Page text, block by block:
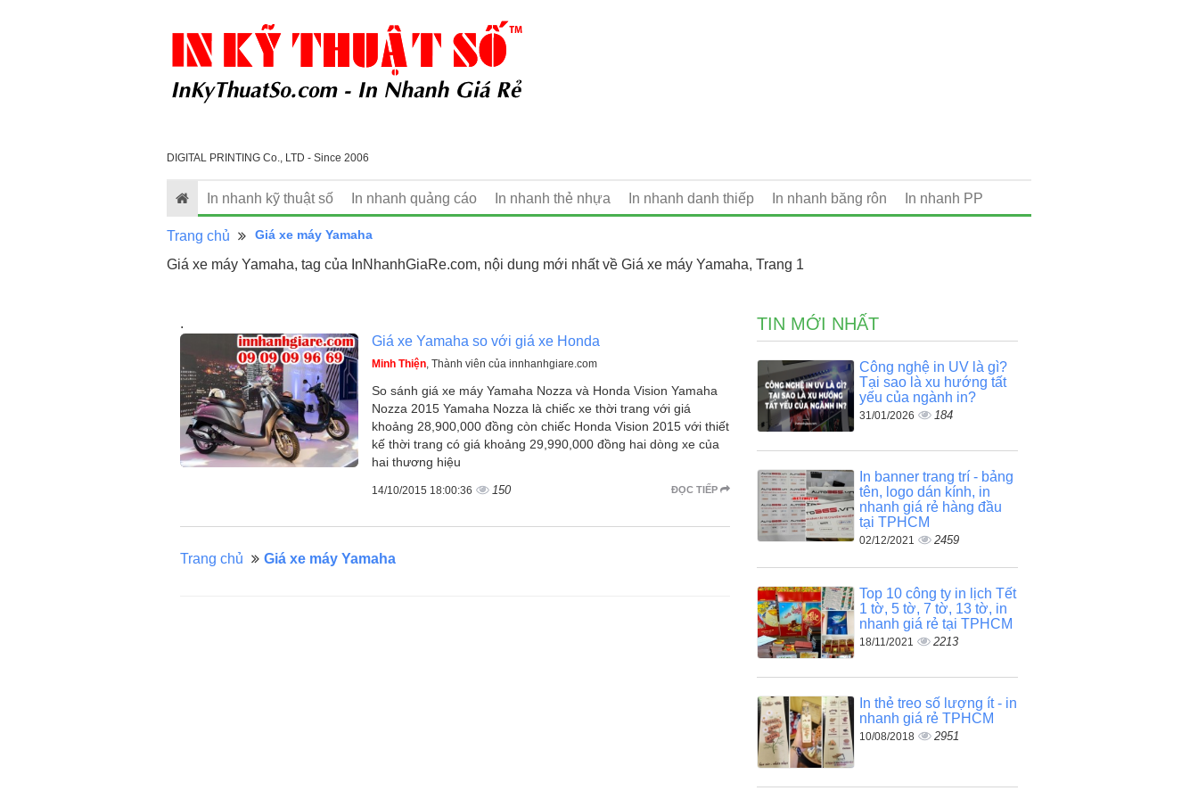
DIGITAL PRINTING Co., LTD - Since 2006
In nhanh kỹ thuật số In nhanh quảng cáo In nhanh thẻ nhựa In nhanh danh thiếp In nhanh băng rôn In nhanh PP
Trang chủ Giá xe máy Yamaha
Giá xe máy Yamaha, tag của InNhanhGiaRe.com, nội dung mới nhất về Giá xe máy Yamaha, Trang 1
.
Giá xe Yamaha so với giá xe Honda
Minh Thiện , Thành viên của innhanhgiare.com
So sánh giá xe máy Yamaha Nozza và Honda Vision Yamaha
Nozza 2015 Yamaha Nozza là chiếc xe thời trang với giá
khoảng 28,900,000 đồng còn chiếc Honda Vision 2015 với thiết
kế thời trang có giá khoảng 29,990,000 đồng hai dòng xe của
hai thương hiệu
ĐỌC TIẾP
14/10/2015 18:00:36 150
Trang chủ Giá xe máy Yamaha
TIN MỚI NHẤT
Công nghệ in UV là gì?
Tại sao là xu hướng tất
yếu của ngành in?
31/01/2026 184
In banner trang trí - bảng
tên, logo dán kính, in
nhanh giá rẻ hàng đầu
tại TPHCM
02/12/2021 2459
Top 10 công ty in lịch Tết
1 tờ, 5 tờ, 7 tờ, 13 tờ, in
nhanh giá rẻ tại TPHCM
18/11/2021 2213
In thẻ treo số lượng ít - in
nhanh giá rẻ TPHCM
10/08/2018 2951